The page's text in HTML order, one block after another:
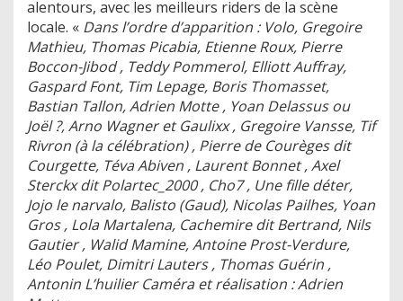
alentours, avec les meilleurs riders de la scène
locale. « Dans l’ordre d’apparition : Volo, Gregoire
Mathieu, Thomas Picabia, Etienne Roux, Pierre
Boccon-Jibod , Teddy Pommerol, Elliott Auffray,
Gaspard Font, Tim Lepage, Boris Thomasset,
Bastian Tallon, Adrien Motte , Yoan Delassus ou
Joël ?, Arno Wagner et Gaulixx , Gregoire Vansse, Tif
Rivron (à la célébration) , Pierre de Courèges dit
Courgette, Téva Abiven , Laurent Bonnet , Axel
Sterckx dit Polartec_2000 , Cho7 , Une fille déter,
Jojo le narvalo, Balisto (Gaud), Nicolas Pailhes, Yoan
Gros , Lola Martalena, Cachemire dit Bertrand, Nils
Gautier , Walid Mamine, Antoine Prost-Verdure,
Léo Poulet, Dimitri Lauters , Thomas Guérin ,
Antonin L’huilier Caméra et réalisation : Adrien